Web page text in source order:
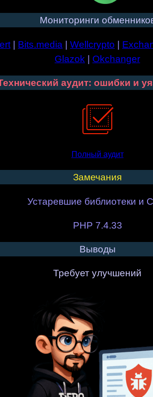
Мониторинги
| Bits.media | Wellcrypto |
Glazok | Okchanger
аудит: ошибки и
Полный аудит
Замечания
Устаревшие библиотеки и
PHP 7.4.33
Выводы
Требует улучшений